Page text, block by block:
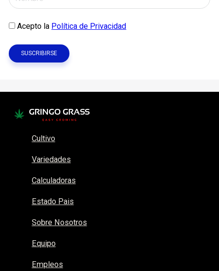
Acepto la Política de Privacidad
Cultivo
Variedades
Calculadoras
Estado Pais
Sobre Nosotros
Equipo
Empleos